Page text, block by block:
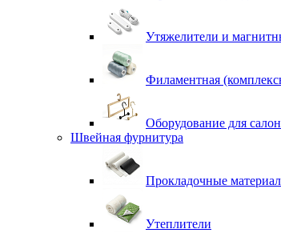
Утяжелители и
Филаментная
Оборудование для
Швейная фурнитура
Прокладочные
Утеплители